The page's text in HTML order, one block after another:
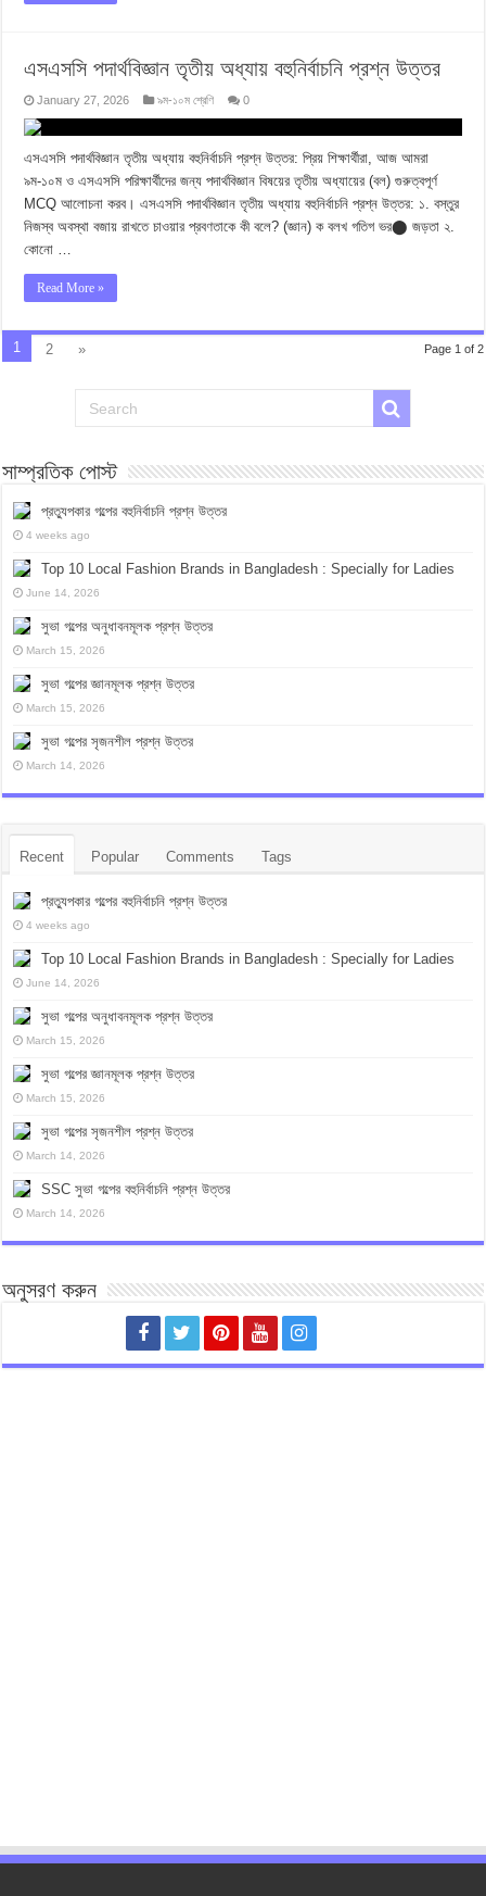
এসএসসি পদার্থবিজ্ঞান তৃতীয় অধ্যায় বহুনির্বাচনি প্রশ্ন উত্তর
January 27, 2026 ৯ম-১০ম শ্রেণি 0
এসএসসি পদার্থবিজ্ঞান তৃতীয় অধ্যায় বহুনির্বাচনি প্রশ্ন উত্তর: প্রিয় শিক্ষার্থীরা, আজ আমরা
৯ম-১০ম ও এসএসসি পরিক্ষার্থীদের জন্য পদার্থবিজ্ঞান বিষয়ের তৃতীয় অধ্যায়ের (বল) গুরুত্বপূর্ণ
MCQ আলোচনা করব। এসএসসি পদার্থবিজ্ঞান তৃতীয় অধ্যায় বহুনির্বাচনি প্রশ্ন উত্তর: ১. বস্তুর
নিজস্ব অবস্থা বজায় রাখতে চাওয়ার প্রবণতাকে কী বলে? (জ্ঞান) ক বলখ গতিগ ভর⬤ জড়তা ২.
কোনো …
Read More »
Page 1 of 2
1 2 »
সাম্প্রতিক পোস্ট
প্রত্যুপকার গল্পের বহুনির্বাচনি প্রশ্ন উত্তর
4 weeks ago
Top 10 Local Fashion Brands in Bangladesh : Specially for Ladies
June 14, 2026
সুভা গল্পের অনুধাবনমূলক প্রশ্ন উত্তর
March 15, 2026
সুভা গল্পের জ্ঞানমূলক প্রশ্ন উত্তর
March 15, 2026
সুভা গল্পের সৃজনশীল প্রশ্ন উত্তর
March 14, 2026
Recent Popular Comments Tags
প্রত্যুপকার গল্পের বহুনির্বাচনি প্রশ্ন উত্তর
4 weeks ago
Top 10 Local Fashion Brands in Bangladesh : Specially for Ladies
June 14, 2026
সুভা গল্পের অনুধাবনমূলক প্রশ্ন উত্তর
March 15, 2026
সুভা গল্পের জ্ঞানমূলক প্রশ্ন উত্তর
March 15, 2026
সুভা গল্পের সৃজনশীল প্রশ্ন উত্তর
March 14, 2026
SSC সুভা গল্পের বহুনির্বাচনি প্রশ্ন উত্তর
March 14, 2026
অনুসরণ করুন